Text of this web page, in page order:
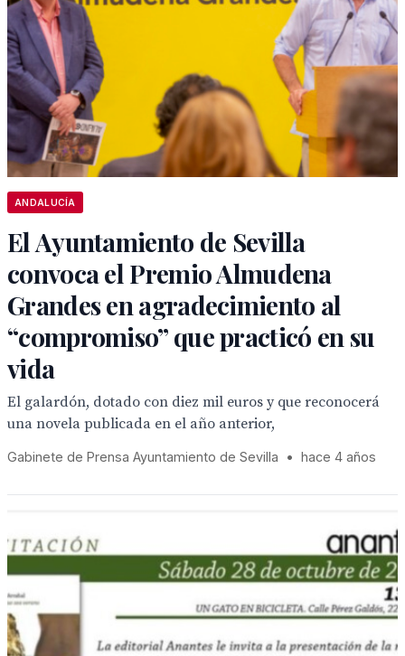
ANDALUCÍA
El Ayuntamiento de Sevilla
convoca el Premio Almudena
Grandes en agradecimiento al
“compromiso” que practicó en su
vida
El galardón, dotado con diez mil euros y que reconocerá
una novela publicada en el año anterior,
Gabinete de Prensa Ayuntamiento de Sevilla • hace 4 años